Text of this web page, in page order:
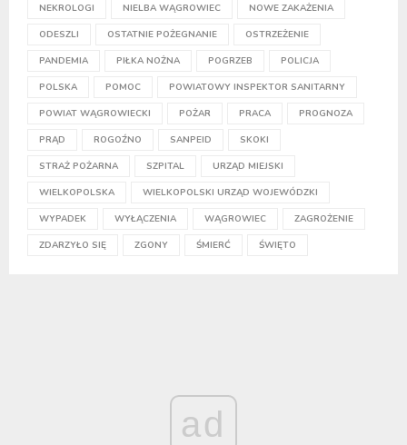
NEKROLOGI NIELBA WĄGROWIEC NOWE ZAKAŻENIA
ODESZLI OSTATNIE POŻEGNANIE OSTRZEŻENIE
PANDEMIA PIŁKA NOŻNA POGRZEB POLICJA
POLSKA POMOC POWIATOWY INSPEKTOR SANITARNY
POWIAT WĄGROWIECKI POŻAR PRACA PROGNOZA
PRĄD ROGOŹNO SANPEID SKOKI
STRAŻ POŻARNA SZPITAL URZĄD MIEJSKI
WIELKOPOLSKA WIELKOPOLSKI URZĄD WOJEWÓDZKI
WYPADEK WYŁĄCZENIA WĄGROWIEC ZAGROŻENIE
ZDARZYŁO SIĘ ZGONY ŚMIERĆ ŚWIĘTO
ad